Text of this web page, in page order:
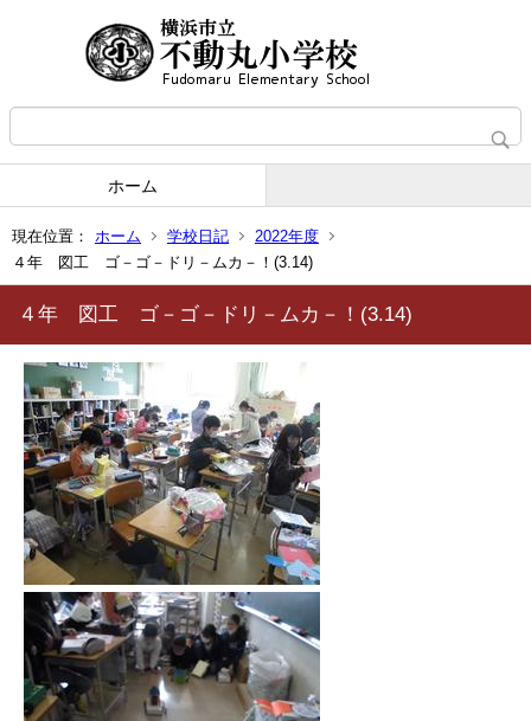
ホーム
現在位置： ホーム 学校日記
2022年度
４年 図工 ゴ－ゴ－ドリ－ムカ－！(3.14)
４年 図工 ゴ－ゴ－ドリ－ムカ－！(3.14)